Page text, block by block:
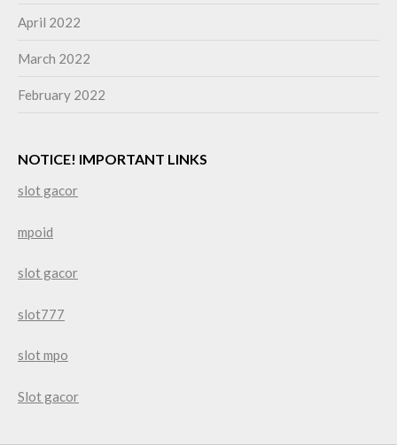
April 2022
March 2022
February 2022
NOTICE! IMPORTANT LINKS
slot gacor
mpoid
slot gacor
slot777
slot mpo
Slot gacor